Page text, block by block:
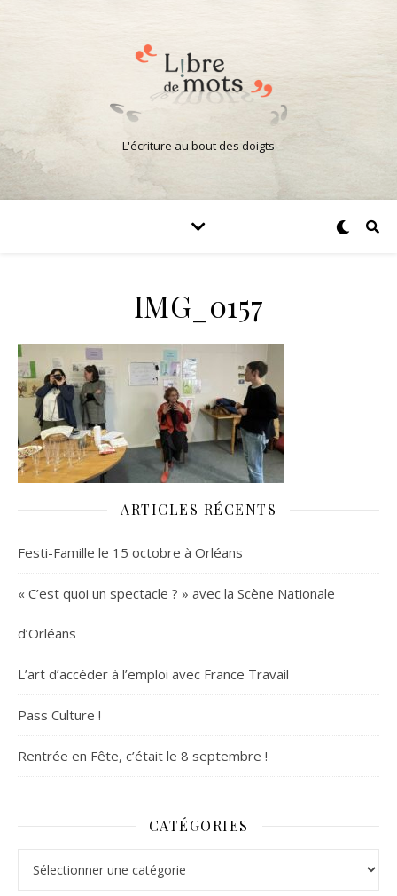
L'écriture au bout des doigts
IMG_0157
ARTICLES RÉCENTS
Festi-Famille le 15 octobre à Orléans
« C’est quoi un spectacle ? » avec la Scène Nationale
d’Orléans
L’art d’accéder à l’emploi avec France Travail
Pass Culture !
Rentrée en Fête, c’était le 8 septembre !
CATÉGORIES